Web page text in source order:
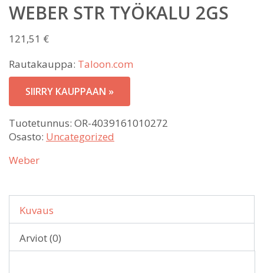
WEBER STR TYÖKALU 2GS
121,51 €
Rautakauppa: Taloon.com
SIIRRY KAUPPAAN »
Tuotetunnus: OR-4039161010272
Osasto: Uncategorized
Weber
Kuvaus
Arviot (0)